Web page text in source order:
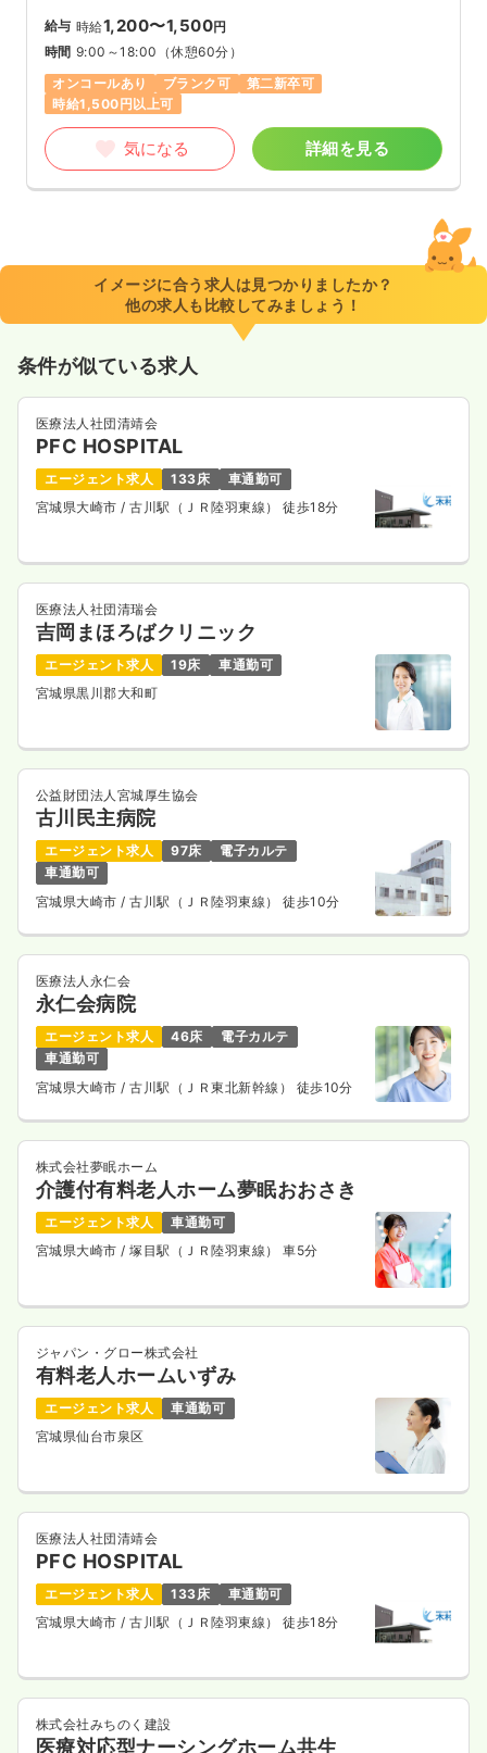
給与 時給1,200〜1,500円
時間 9:00～18:00 （休憩60分）
オンコールあり
ブランク可
第二新卒可
時給1,500円以上可
気になる 詳細を見る
イメージに合う求人は見つかりましたか？
他の求人も比較してみましょう！
条件が似ている求人
医療法人社団清靖会
PFC HOSPITAL
エージェント求人 133床
車通勤可
宮城県大崎市/ 古川駅（ＪＲ陸羽東線） 徒歩18分
医療法人社団清瑞会
吉岡まほろばクリニック
エージェント求人 19床
車通勤可
宮城県黒川郡大和町
公益財団法人宮城厚生協会
古川民主病院
エージェント求人 97床
電子カルテ
車通勤可
宮城県大崎市 / 古川駅（ＪＲ陸羽東線） 徒歩10分
医療法人永仁会
永仁会病院
エージェント求人 46床
電子カルテ
車通勤可
宮城県大崎市 / 古川駅（ＪＲ東北新幹線） 徒歩10分
株式会社夢眠ホーム
介護付有料老人ホーム夢眠おおさき
エージェント求人
車通勤可
宮城県大崎市/ 塚目駅（ＪＲ陸羽東線） 車5分
ジャパン・グロー株式会社
有料老人ホームいずみ
エージェント求人
車通勤可
宮城県仙台市泉区
医療法人社団清靖会
PFC HOSPITAL
エージェント求人 133床
車通勤可
宮城県大崎市/ 古川駅（ＪＲ陸羽東線） 徒歩18分
株式会社みちのく建設
医療対応型ナーシングホーム共生